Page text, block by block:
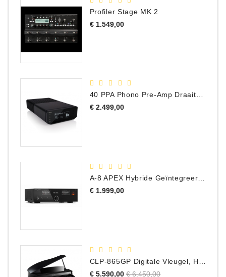
Profiler Stage MK 2
€ 1.549,00Prijs
40 PPA Phono Pre-Amp Draaitafel Voorversterker
€ 2.499,00Prijs
€ 1.999,00Prijs
€ 5.590,00 Normale
€ 6.450,00Prijs